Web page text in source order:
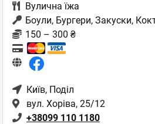
Вулична їжа
Боули, Бургери, Закуски,
150 – 300 ₴
Київ, Поділ
вул. Хоріва, 25/12
+38099 110 1180